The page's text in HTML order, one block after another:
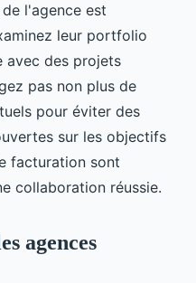
l'agence est
leur portfolio
avec des projets
pas non plus de
pour éviter des
sur les objectifs
facturation sont
collaboration réussie.
agences